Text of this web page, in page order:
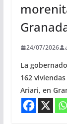
24/07/2026
La
162
Ariari, en